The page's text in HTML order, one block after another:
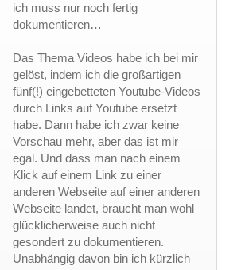
ich muss nur noch fertig
dokumentieren…
Das Thema Videos habe ich bei mir
gelöst, indem ich die großartigen
fünf(!) eingebetteten Youtube-Videos
durch Links auf Youtube ersetzt
habe. Dann habe ich zwar keine
Vorschau mehr, aber das ist mir
egal. Und dass man nach einem
Klick auf einem Link zu einer
anderen Webseite auf einer anderen
Webseite landet, braucht man wohl
glücklicherweise auch nicht
gesondert zu dokumentieren.
Unabhängig davon bin ich kürzlich